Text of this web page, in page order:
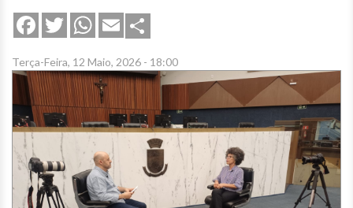
FacebookTwitterWhatsApp
Email
Terça-Feira, 12 Maio, 2026 - 18:00